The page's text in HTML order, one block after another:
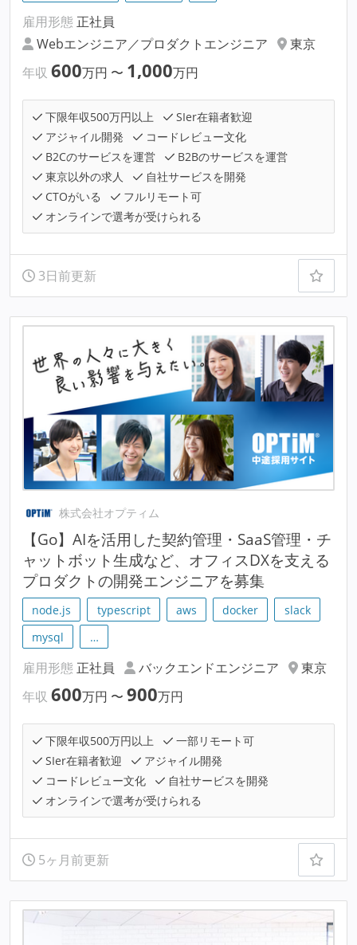
雇用形態 正社員
Webエンジニア／プロダクトエンジニア
東京
年収 600万円 〜 1,000万円
下限年収500万円以上
SIer在籍者歓迎
アジャイル開発
コードレビュー文化
B2Cのサービスを運営
B2Bのサービスを運営
東京以外の求人
自社サービスを開発
CTOがいる
フルリモート可
オンラインで選考が受けられる
3日前更新
株式会社オプティム
【Go】AIを活用した契約管理・SaaS管理・チ
ャットボット生成など、オフィスDXを支える
プロダクトの開発エンジニアを募集
node.js typescript aws docker
slack
mysql
…
雇用形態 正社員 バックエンドエンジニア
東京
年収 600万円 〜 900万円
下限年収500万円以上
一部リモート可
SIer在籍者歓迎
アジャイル開発
コードレビュー文化
自社サービスを開発
オンラインで選考が受けられる
5ヶ月前更新